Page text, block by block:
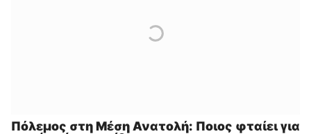
Πόλεμος στη Μέση Ανατολή: Ποιος φταίει για